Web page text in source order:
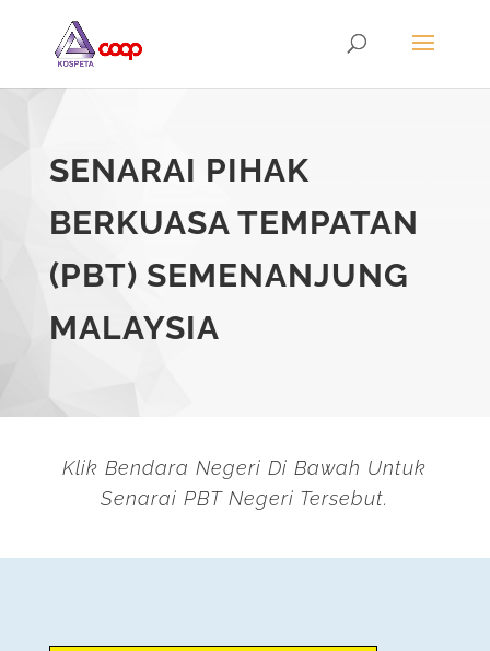
SENARAI PIHAK
BERKUASA TEMPATAN
(PBT) SEMENANJUNG
MALAYSIA
Klik Bendara Negeri Di Bawah Untuk
Senarai PBT Negeri Tersebut.